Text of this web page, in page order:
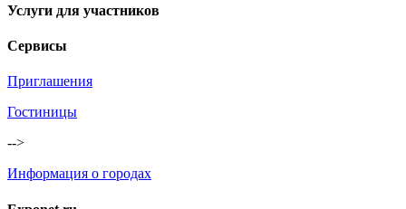
Услуги для участников
Сервисы
Приглашения
Гостиницы
-->
Информация о городах